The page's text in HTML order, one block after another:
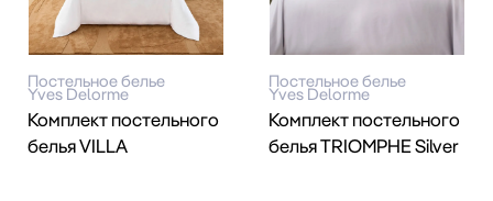
Постельное белье
Yves Delorme
Комплект постельного
белья VILLA
Постельное белье
Yves Delorme
Комплект постельного
белья TRIOMPHE Silver